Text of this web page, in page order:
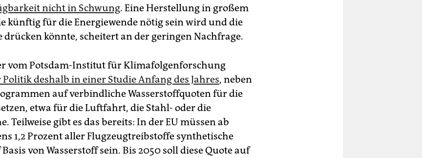
nicht in Schwung. Eine Herstellung in großem
künftig für die Energiewende nötig sein wird und die
drücken könnte, scheitert an der geringen Nachfrage.
vom Potsdam-Institut für Klimafolgenforschung
deshalb in einer Studie Anfang des Jahres, neben
auf verbindliche Wasserstoffquoten für die
etwa für die Luftfahrt, die Stahl- oder die
Teilweise gibt es das bereits: In der EU müssen ab
1,2 Prozent aller Flugzeugtreibstoffe synthetische
von Wasserstoff sein. Bis 2050 soll diese Quote auf